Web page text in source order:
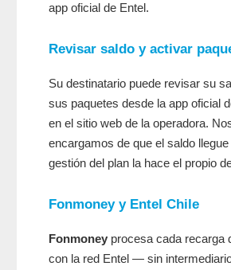
app oficial de Entel.
Revisar saldo y activar
Su destinatario puede revisar su
sus paquetes desde la app oficial
en el sitio web de la operadora.
encargamos de que el saldo
gestión del plan la hace el propio
Fonmoneyy Entel Chile
Fonmoney procesa cada recarga
con la red Entel — sin